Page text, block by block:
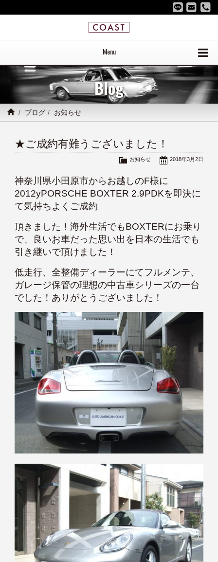
Menu
Blog
ブログ お知らせ
★ご成約有難うございました！
2018年3月2日
お知らせ
神奈川県小田原市からお越しのF様に
2012yPORSCHE BOXTER 2.9PDKを即決に
て気持ちよくご成約
頂きました！海外生活でもBOXTERにお乗り
で、良いお車だった思い出を日本の生活でも
引き継いで頂けました！
低走行、全整備ディーラーにてフルメンテ、
ガレージ保管の理想の中古車シリーズの一台
でした！ありがとうございました！